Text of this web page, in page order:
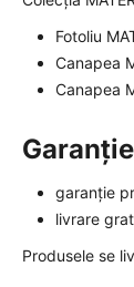
Fotoliu
Canapea
Canapea
garanție
livrare
Produsele se